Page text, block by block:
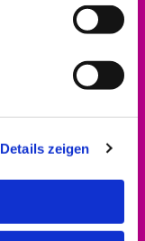
Details zeigen